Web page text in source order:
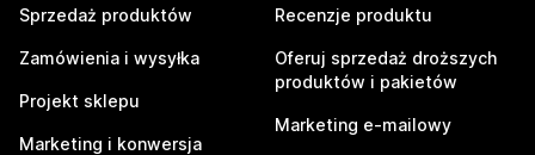
Sprzedaż produktów
Zamówienia i wysyłka
Projekt sklepu
Marketing i konwersja
Recenzje produktu
Oferuj sprzedaż droższych
produktów i pakietów
Marketing e-mailowy